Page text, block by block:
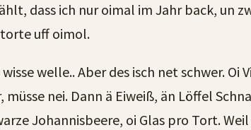
dass ich nur oimal im Jahr back, un
uff oimol.
welle.. Aber des isch net schwer.
nei. Dann ä Eiweiß, än Löffel
Johannisbeere, oi Glas pro Tort.